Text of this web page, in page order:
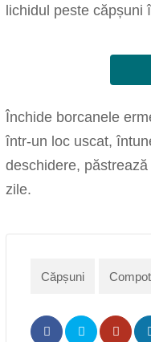
lichidul peste
Închide borcanele
într-un loc uscat,
deschidere,
zile.
Căpșuni Compot